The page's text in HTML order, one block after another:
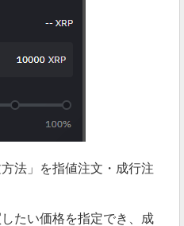
法」を指値注文・成行注
たい価格を指定でき、成